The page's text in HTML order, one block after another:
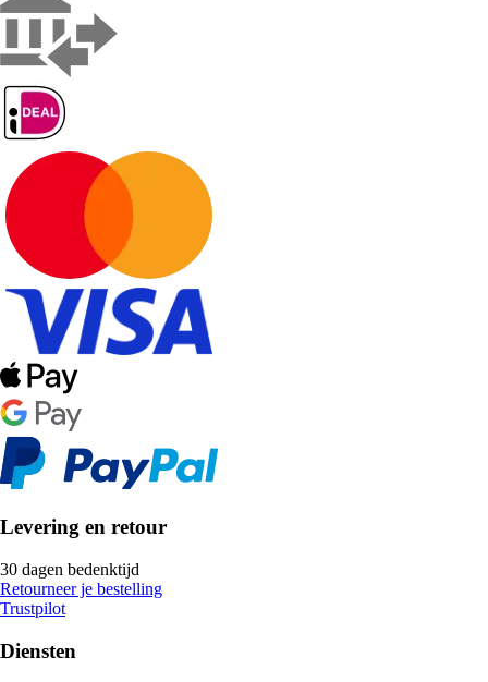
Levering en retour
30 dagen bedenktijd
Retourneer je bestelling
Trustpilot
Diensten